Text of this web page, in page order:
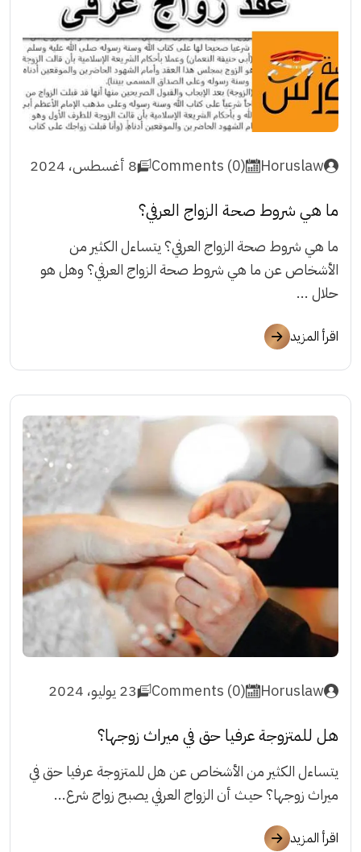
Horuslaw
Comments (0) 8 أغسطس، 2024
ما هي شروط صحة الزواج العرفي؟
ما هي شروط صحة الزواج العرفي؟ يتساءل الكثير من
الأشخاص عن ما هي شروط صحة الزواج العرفي؟ وهل هو
حلال ...
اقرأ المزيد
Horuslaw
Comments (0) 23 يوليو، 2024
هل للمتزوجة عرفيا حق في ميراث زوجها؟
يتساءل الكثير من الأشخاص عن هل للمتزوجة عرفيا حق في
ميراث زوجها؟ حيث أن الزواج العرفي يصبح زواج شرع...
اقرأ المزيد